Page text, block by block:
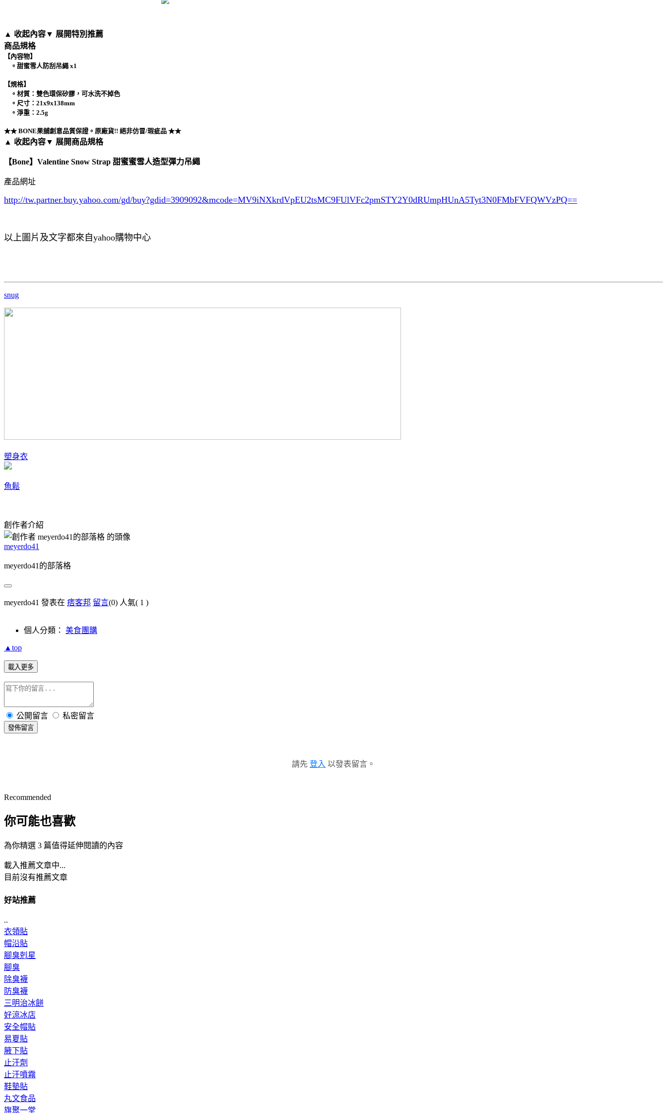
▲ 收起內容▼ 展開特別推薦
商品規格
【內容物】
。甜蜜雪人防刮吊繩 x1
【規格】
。材質：雙色環保矽膠，可水洗不掉色
。尺寸：21x9x138mm
。淨重：2.5g
★★ BONE果舖創意品質保證。原廠貨!! 絕非仿冒/瑕疵品 ★★
▲ 收起內容▼ 展開商品規格
【Bone】Valentine Snow Strap 甜蜜蜜雪人造型彈力吊繩
產品網址
http://tw.partner.buy.yahoo.com/gd/buy?gdid=3909092&mcode=MV9iNXkrdVpEU2tsMC9FUlVFc2pmSTY2Y0dRUmpHUnA5Tyt3N0FMbFVFQWVzPQ==
以上圖片及文字都來自yahoo購物中心
snug
塑身衣
魚鬆
創作者介紹
meyerdo41
meyerdo41的部落格
meyerdo41 發表在 痞客邦 留言(0) 人氣( 1 )
個人分類： 美食團購
▲top
載入更多
公開留言 私密留言
發佈留言
請先 登入 以發表留言。
Recommended
你可能也喜歡
為你精選 3 篇值得延伸閱讀的內容
載入推薦文章中...
目前沒有推薦文章
好站推薦
..
衣領貼
帽沿貼
腳臭剋星
腳臭
除臭襪
防臭襪
三明治冰餅
好涼冰店
安全帽貼
易夏貼
腋下貼
止汗劑
止汗噴霧
鞋墊貼
丸文食品
旗聚一堂